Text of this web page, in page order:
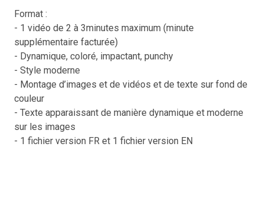
Format :
- 1 vidéo de 2 à 3minutes maximum (minute
supplémentaire facturée)
- Dynamique, coloré, impactant, punchy
- Style moderne
- Montage d’images et de vidéos et de texte sur fond de
couleur
- Texte apparaissant de manière dynamique et moderne
sur les images
- 1 fichier version FR et 1 fichier version EN